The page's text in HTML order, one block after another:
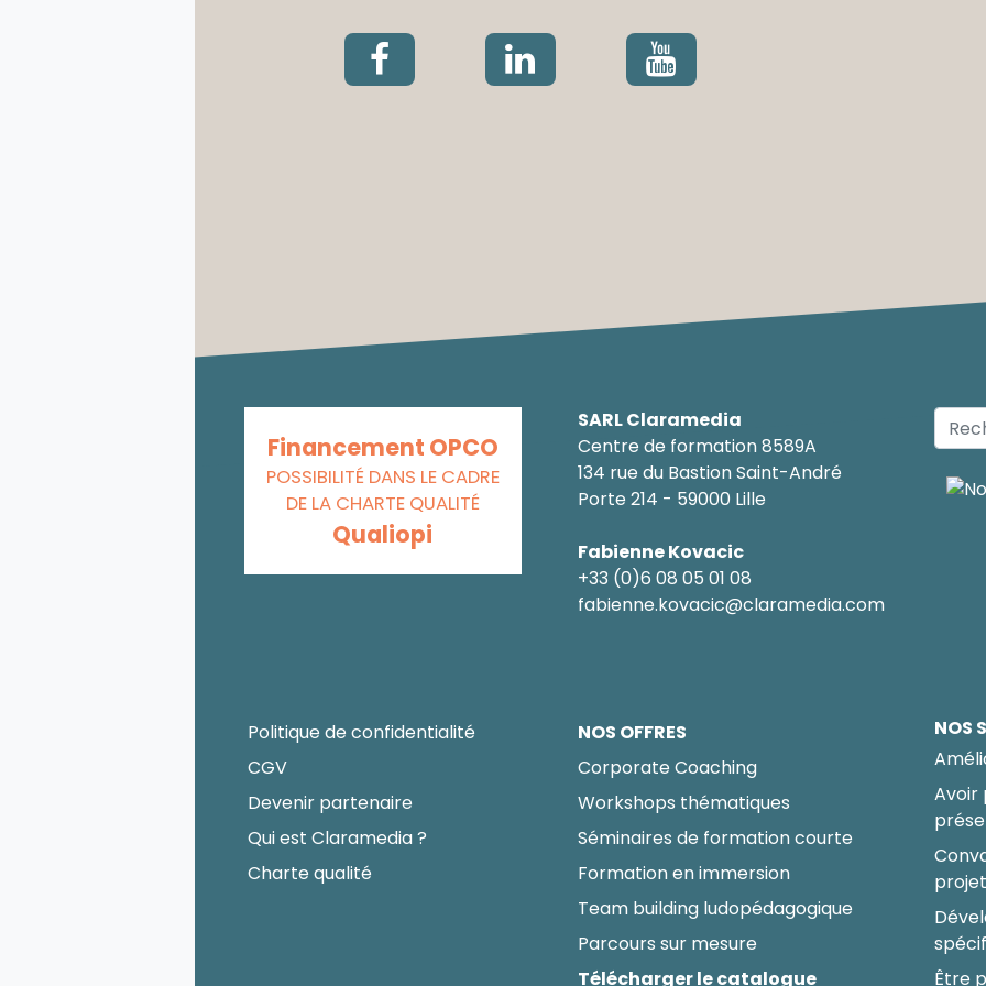
Financement OPCO
POSSIBILITÉ DANS LE CADRE
DE LA CHARTE QUALITÉ
Qualiopi
SARL Claramedia
Centre de formation 8589A
134 rue du Bastion Saint-André
Porte 214 - 59000 Lille
Fabienne Kovacic
+33 (0)6 08 05 01 08
fabienne.kovacic@claramedia.com
Politique de confidentialité
CGV
Devenir partenaire
Qui est Claramedia ?
Charte qualité
NOS OFFRES
Corporate Coaching
Workshops thématiques
Séminaires de formation courte
Formation en immersion
Team building ludopédagogique
Parcours sur mesure
Télécharger le catalogue
NOS
Avoir
projet
Être